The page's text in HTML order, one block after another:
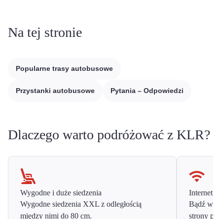
Na tej stronie
Popularne trasy autobusowe
Przystanki autobusowe Pytania – Odpowiedzi
Dlaczego warto podróżować z KLR?
Wygodne i duże siedzenia
Wygodne siedzenia XXL z odległością
między nimi do 80 cm.
Internet
Bądź w
strony